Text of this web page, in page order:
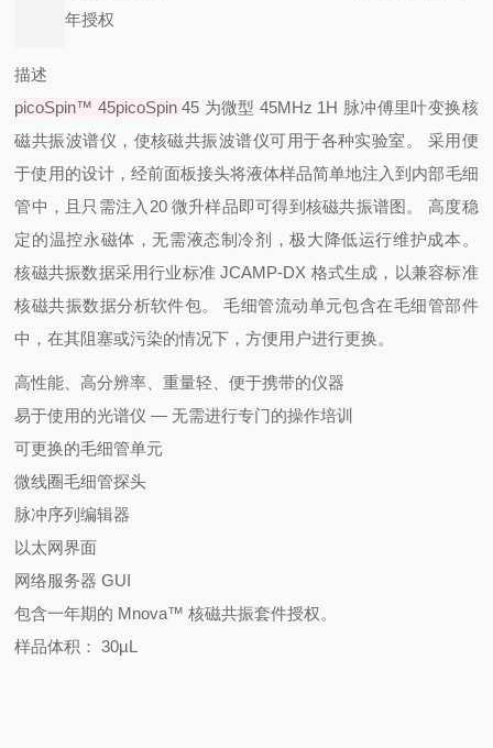
年授权
描述
picoSpin™ 45picoSpin45 为微型 45MHz 1H 脉冲傅里叶变换核
磁共振波谱仪，使核磁共振波谱仪可用于各种实验室。 采用便
于使用的设计，经前面板接头将液体样品简单地注入到内部毛细
管中，且只需注入20 微升样品即可得到核磁共振谱图。 高度稳
定的温控永磁体，无需液态制冷剂，极大降低运行维护成本。
核磁共振数据采用行业标准 JCAMP-DX 格式生成，以兼容标准
核磁共振数据分析软件包。 毛细管流动单元包含在毛细管部件
中，在其阻塞或污染的情况下，方便用户进行更换。
高性能、高分辨率、重量轻、便于携带的仪器
易于使用的光谱仪 — 无需进行专门的操作培训
可更换的毛细管单元
微线圈毛细管探头
脉冲序列编辑器
以太网界面
网络服务器 GUI
包含一年期的 Mnova™ 核磁共振套件授权。
样品体积： 30µL